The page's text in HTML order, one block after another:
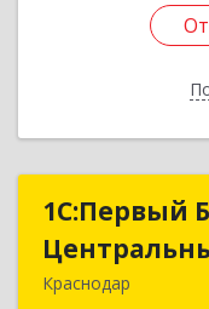
1С:Первый
Краснодар